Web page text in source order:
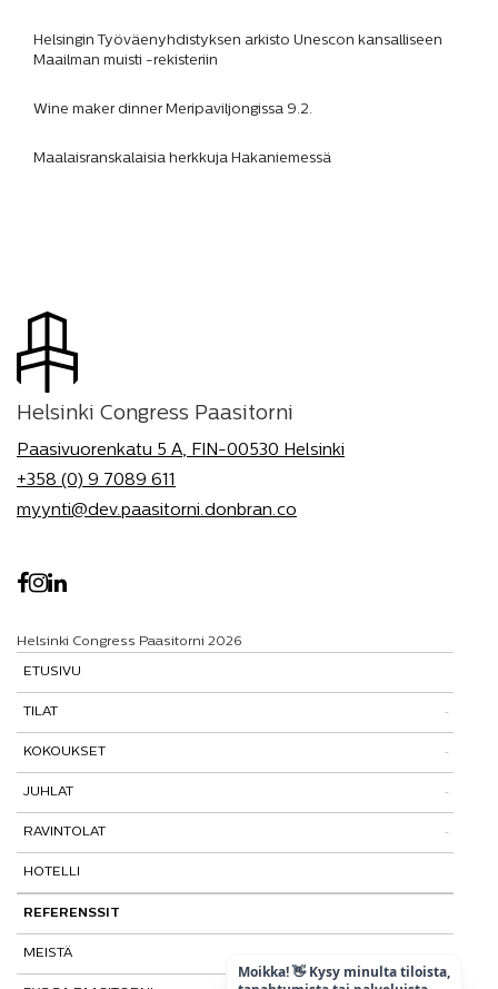
Helsingin Työväenyhdistyksen arkisto Unescon kansalliseen
Maailman muisti -rekisteriin
Wine maker dinner Meripaviljongissa 9.2.
Maalaisranskalaisia herkkuja Hakaniemessä
Helsinki Congress Paasitorni
Paasivuorenkatu 5 A, FIN-00530 Helsinki
+358 (0) 9 7089 611
myynti@dev.paasitorni.donbran.co
Helsinki Congress Paasitorni 2026
ETUSIVU
TILAT
Tutustu tiloihimme
Tilat ja tarinat
Paasitorni-testi
KOKOUKSET
Kokouspaketit
Lisäpalvelut
JUHLAT
Pikkujoulut
RAVINTOLAT
Paasiravintola
Muut ravintolat
HOTELLI
REFERENSSIT
MEISTÄ
Moikka! 👋 Kysy minulta tiloista,
tapahtumista tai palveluista.